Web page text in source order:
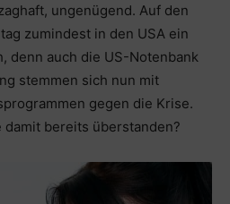
ungenügend. Auf den
zumindest in den USA ein
denn auch die US-Notenbank
stemmen sich nun mit
gegen die Krise.
damit bereits überstanden?